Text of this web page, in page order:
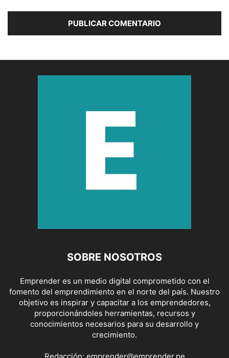
SOBRE NOSOTROS
Emprender es un medio digital comprometido con el
fomento del emprendimiento en el norte del país. Nuestro
objetivo es inspirar y capacitar a los emprendedores,
proporcionándoles herramientas, recursos y
conocimientos necesarios para su desarrollo y
crecimiento.